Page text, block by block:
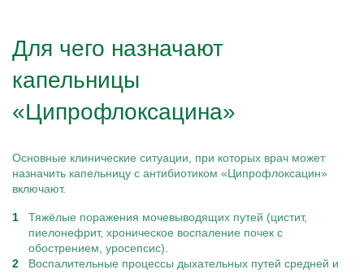
Для чего назначают
капельницы
«Ципрофлоксацина»
Основные клинические ситуации, при которых врач может
назначить капельницу с антибиотиком «Ципрофлоксацин»
включают.
Тяжёлые поражения мочевыводящих путей (цистит,
пиелонефрит, хроническое воспаление почек с
обострением, уросепсис).
Воспалительные процессы дыхательных путей средней и